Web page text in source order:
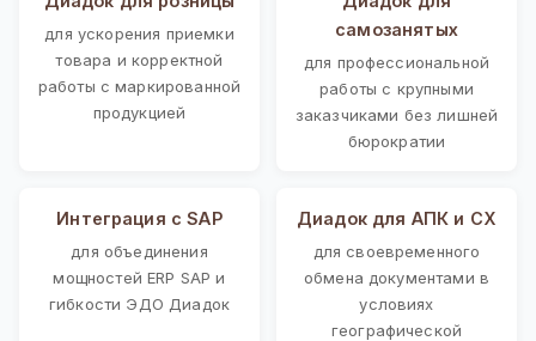
для ускорения приемки
товара и корректной
работы с маркированной
продукцией
самозанятых
для профессиональной
работы с крупными
заказчиками без лишней
бюрократии
Интеграция с SAP
для объединения
мощностей ERP SAP и
гибкости ЭДО Диадок
Диадок для АПК и СХ
для своевременного
обмена документами в
условиях
географической